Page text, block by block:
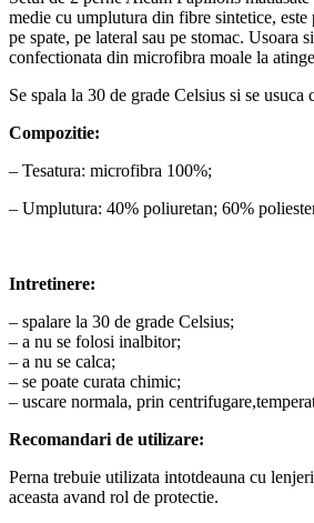
medie cu umplutura din fibre sintetice,
pe spate, pe lateral sau pe stomac. Usoara
confectionata din microfibra moale la
Se spala la 30 de grade Celsius si se usuca
Compozitie:
– Tesatura: microfibra 100%;
– Umplutura: 40% poliuretan; 60%
Intretinere:
– spalare la 30 de grade Celsius;
– a nu se folosi inalbitor;
– a nu se calca;
– se poate curata chimic;
– uscare normala, prin
Recomandari de utilizare:
Perna trebuie utilizata intotdeauna cu
aceasta avand rol de protectie.